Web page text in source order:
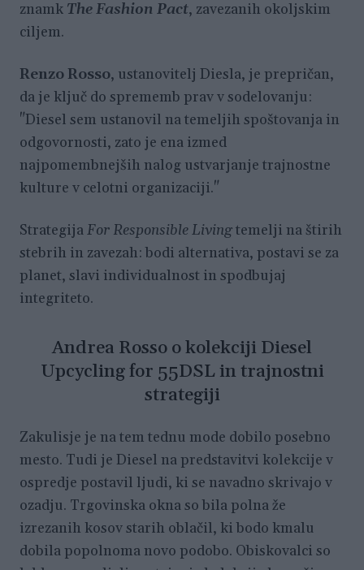
znamk The Fashion Pact, zavezanih okoljskim
ciljem.
Renzo Rosso, ustanovitelj Diesla, je prepričan,
da je ključ do sprememb prav v sodelovanju:
"Diesel sem ustanovil na temeljih spoštovanja in
odgovornosti, zato je ena izmed
najpomembnejših nalog ustvarjanje trajnostne
kulture v celotni organizaciji."
StrategijaFor Responsible Livingtemelji na štirih
stebrih in zavezah: bodi alternativa, postavi se za
planet, slavi individualnost in spodbujaj
integriteto.
Andrea Rosso o kolekciji Diesel
Upcycling for 55DSL in trajnostni
strategiji
Zakulisje je na tem tednu mode dobilo posebno
mesto. Tudi je Diesel na predstavitvi kolekcije v
ospredje postavil ljudi, ki se navadno skrivajo v
ozadju. Trgovinska okna so bila polna že
izrezanih kosov starih oblačil, ki bodo kmalu
dobila popolnoma novo podobo. Obiskovalci so